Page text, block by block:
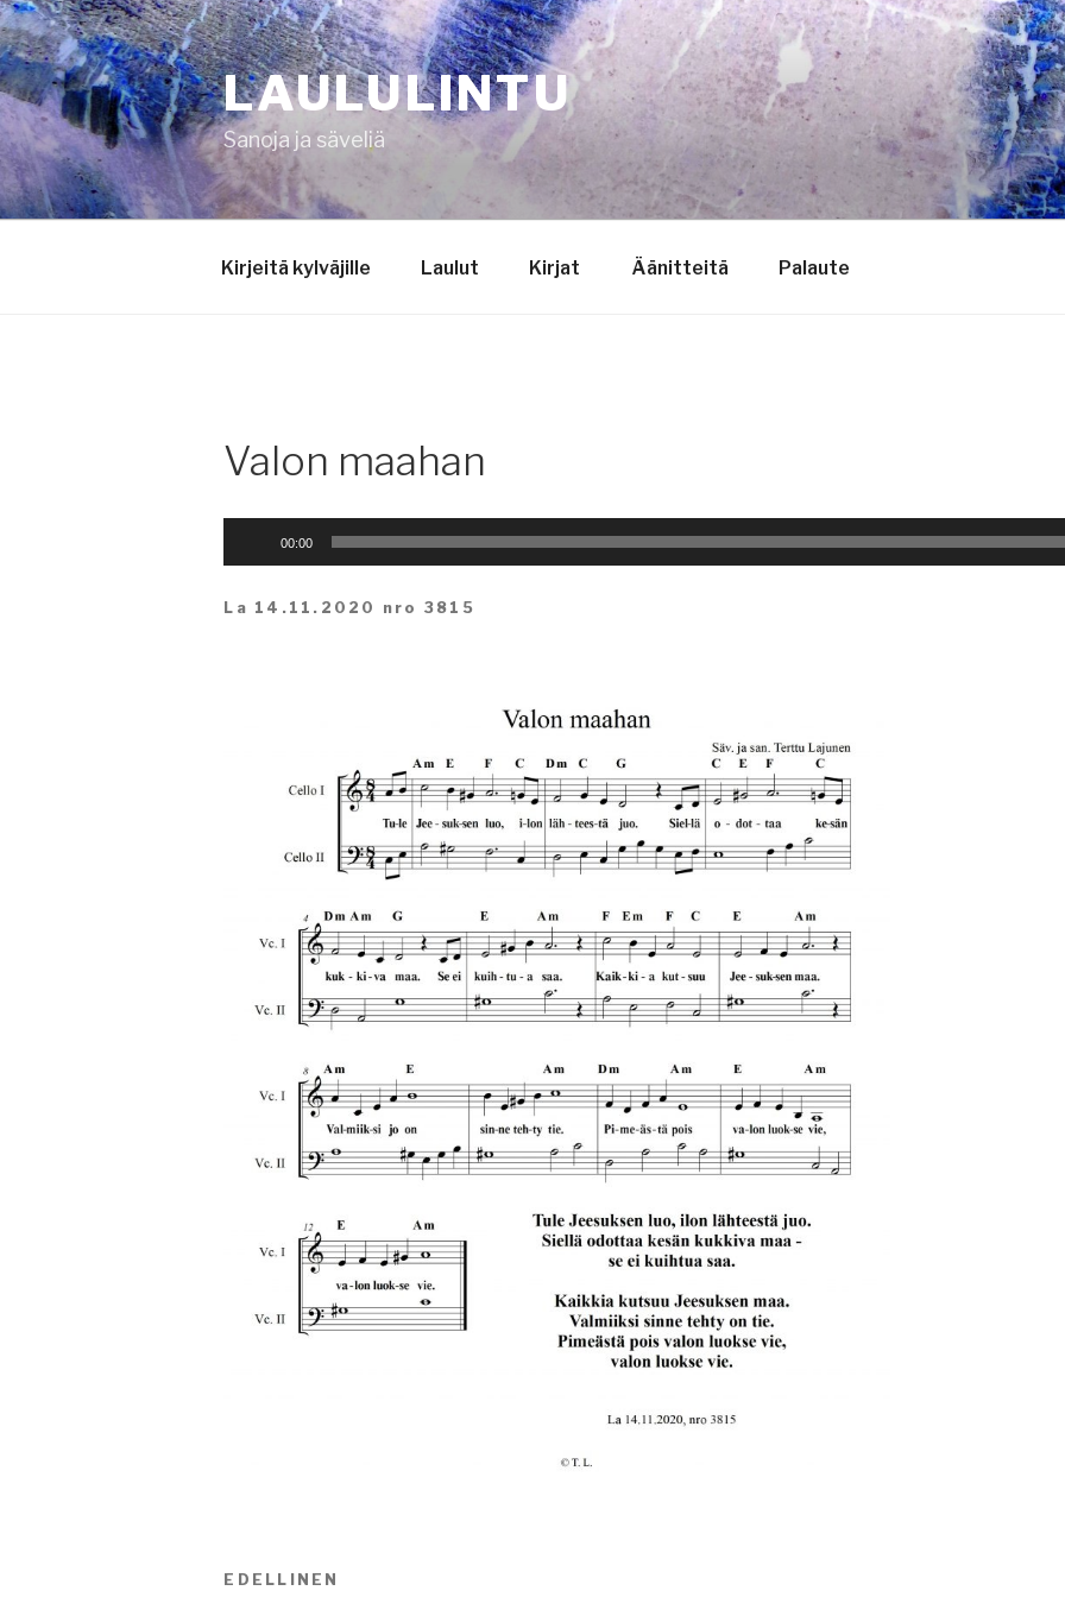
Siirry
sisältöön
LAULULINTU
Sanoja ja säveliä
Kirjeitä kylväjille Laulut Kirjat Äänitteitä Palaute
Valon maahan
Äänitoistin
00:00
La 14.11.2020 nro 3815
Artikkelien
Edellinen
EDELLINEN